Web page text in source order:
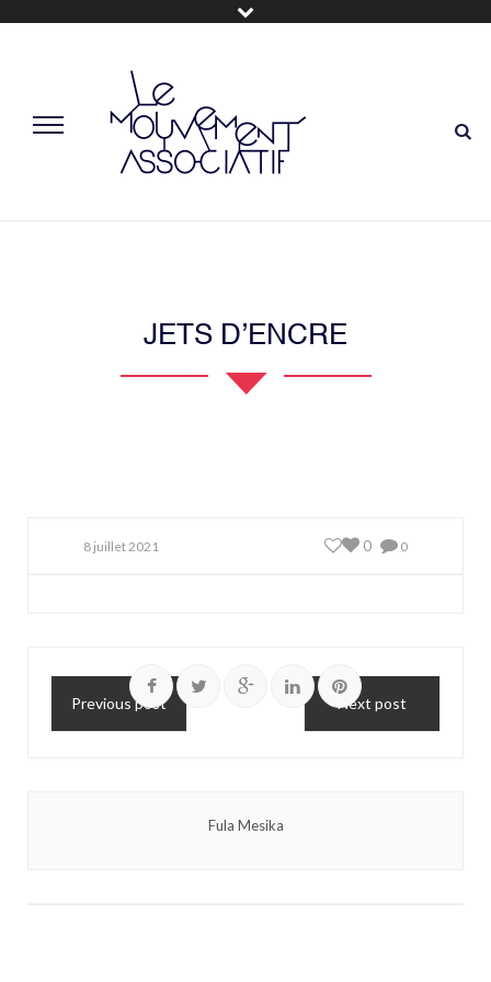
JETS D’ENCRE
8 juillet 2021 0
0
Previous post Next post
Fula Mesika